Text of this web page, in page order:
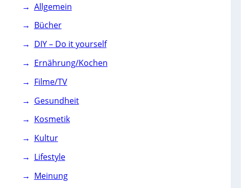
Allgemein
Bücher
DIY – Do it yourself
Ernährung/Kochen
Filme/TV
Gesundheit
Kosmetik
Kultur
Lifestyle
Meinung